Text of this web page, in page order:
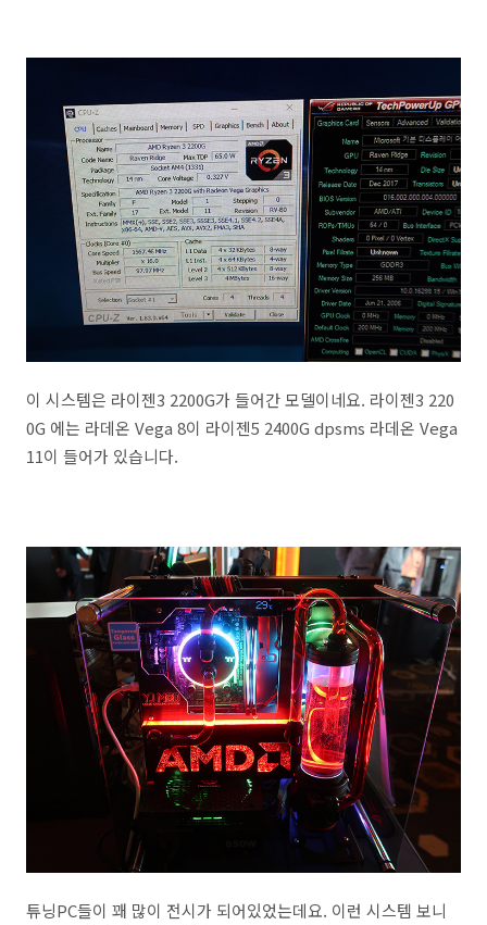
이 시스템은 라이젠3 2200G가 들어간 모델이네요. 라이젠3 220
0G 에는 라데온 Vega 8이 라이젠5 2400G dpsms 라데온 Vega
11이 들어가 있습니다.
튜닝PC들이 꽤 많이 전시가 되어있었는데요. 이런 시스템 보니